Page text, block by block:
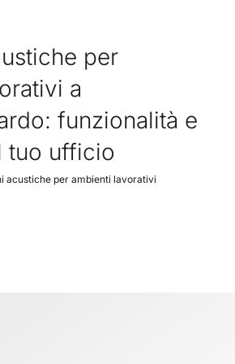
per
a
funzionalità e
tuo ufficio
acustiche per ambienti lavorativi